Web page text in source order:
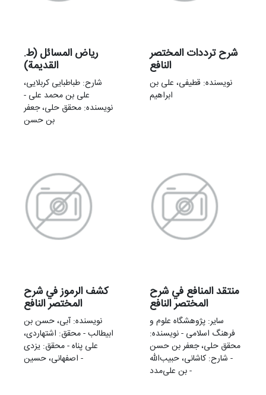
ریاض المسائل (ط.
القدیمة)
شارح: طباطبایی کربلایی،
علی بن محمد علی -
نویسنده: محقق حلی، جعفر
بن حسن
شرح ترددات المختصر
النافع
نویسنده: قطیفی، علی بن
ابراهیم
کشف الرموز في شرح
المختصر النافع
نویسنده: آبی، حسن بن
ابیطالب - محقق: اشتهاردی،
علی پناه - محقق: یزدی
اصفهانی، حسین -
منتقد المنافع في شرح
المختصر النافع
سایر: پژوهشگاه علوم و
فرهنگ اسلامی - نویسنده:
محقق حلی، جعفر بن حسن
- شارح: کاشانی، حبیب‌الله
بن علی‌مدد -